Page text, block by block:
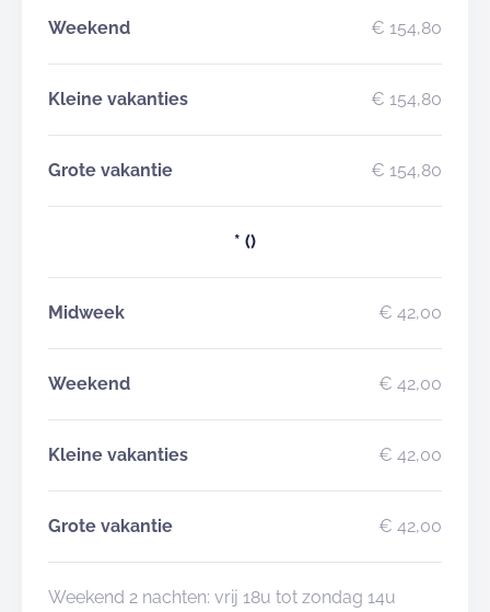
Weekend € 154,80
Kleine vakanties € 154,80
Grote vakantie € 154,80
* ()
Midweek € 42,00
Weekend € 42,00
Kleine vakanties € 42,00
Grote vakantie € 42,00
Weekend 2 nachten: vrij 18u tot zondag 14u